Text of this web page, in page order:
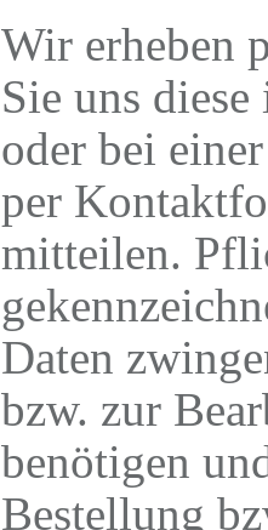
Wir erheben
Sie uns
oder bei
per
mitteilen.
Daten
bzw. zur
benötigen
Bestellung